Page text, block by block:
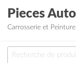
Aller au contenu
Pieces
Carrosserie et
Recherche pour :